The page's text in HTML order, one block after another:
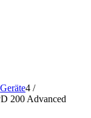
Geräte4 /
200 Advanced